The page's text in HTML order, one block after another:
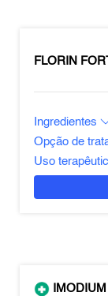
FLORIN
Ingredientes
Opção de
Uso
IMODIUM